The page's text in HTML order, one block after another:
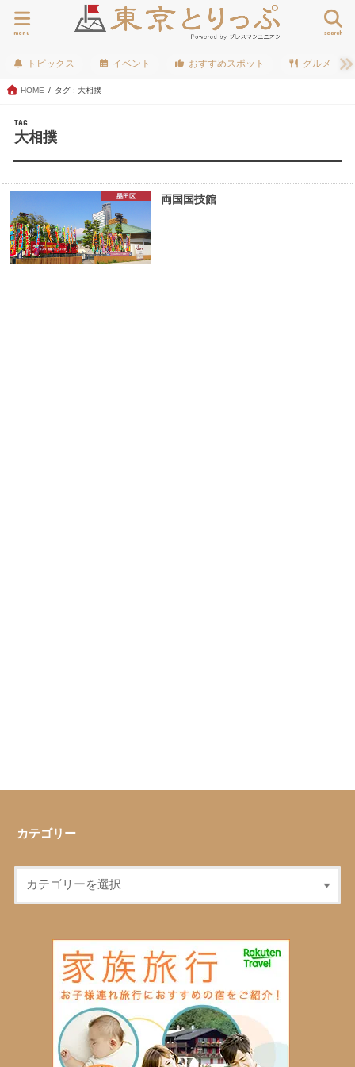
search
menu
トピックス イベント おすすめスポット グルメ
HOME タグ : 大相撲
TAG
大相撲
墨田区 両国国技館
カテゴリー